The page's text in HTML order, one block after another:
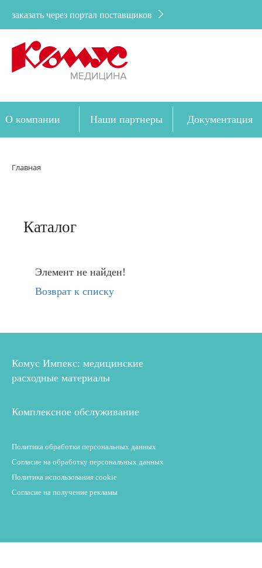
заказать через портал поставщиков
О компании Наши партнеры Документация
Главная
Каталог
Элемент не найден!
Возврат к списку
Комус Импекс: медицинские
расходные материалы
Комплексное обслуживание
Политика обработки персональных данных
Согласие на обработку персональных данных
Политика использования cookie
Согласие на получение рекламы